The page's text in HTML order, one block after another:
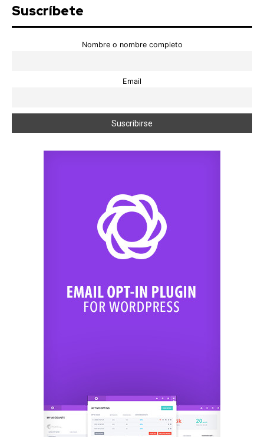
Suscríbete
Nombre o nombre completo
Email